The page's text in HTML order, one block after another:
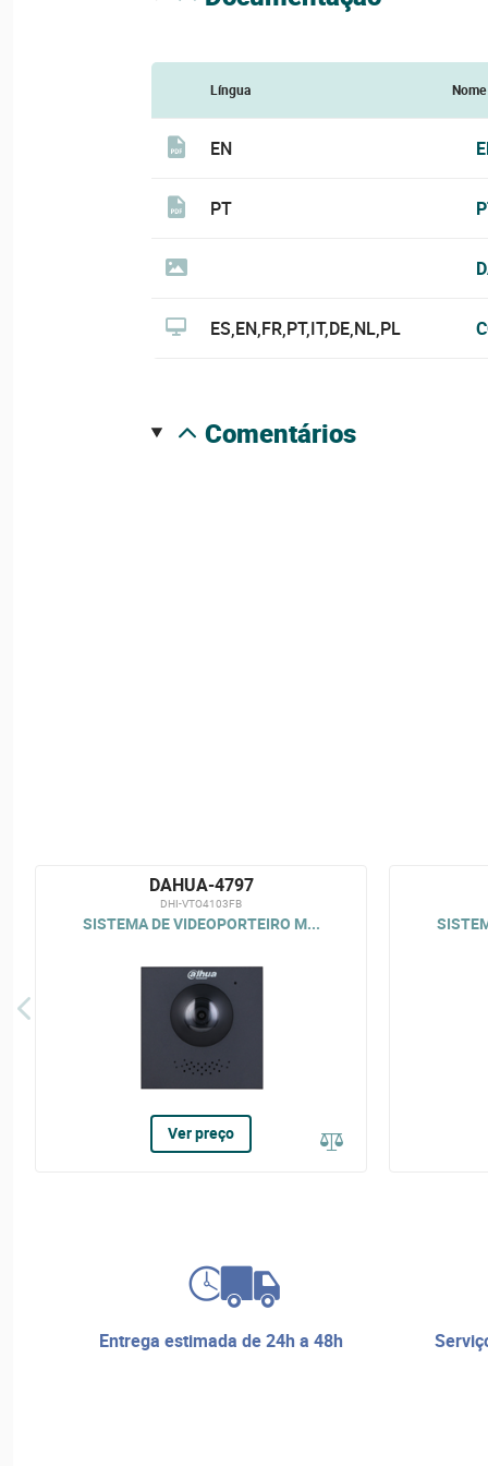
Língua Nome
EN
PT
ES,EN,FR,PT,IT,DE,NL,PL
comentários
DAHUA-4797
DHI-VTO4103FB
SISTEMA DE VIDEOPORTEIRO M...
Ver preço
entrega estimada de 24h a 48h
serviço de reparos e assistência